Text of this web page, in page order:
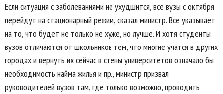
Если ситуация с заболеваниями не ухудшится, все вузы с октября
перейдут на стационарный режим, сказал министр. Все указывает
на то, что будет не только не хуже, но лучше. И хотя студенты
вузов отличаются от школьников тем, что многие учатся в других
городах и вернуть их сейчас в стены университетов означало бы
необходимость найма жилья и пр., министр призвал
руководителей вузов там, где только возможно, проводить